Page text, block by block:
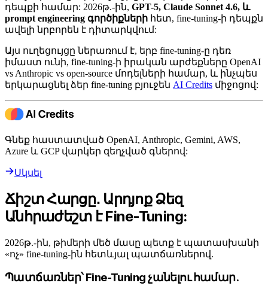
դեպքի համար: 2026թ.-ին, GPT-5, Claude Sonnet 4.6, և
prompt engineering գործիքների հետ, fine-tuning-ի դեպքն
ավելի նրբորեն է դիտարկվում:
Այս ուղեցույցը ներառում է, երբ fine-tuning-ը դեռ
իմաստ ունի, fine-tuning-ի իրական արժեքները OpenAI
vs Anthropic vs open-source մոդելների համար, և ինչպես
երկարացնել ձեր fine-tuning բյուջեն AI Credits միջոցով:
Գնեք հաստատված OpenAI, Anthropic, Gemini, AWS,
Azure և GCP վարկեր զեղչված գներով:
Սկսել
Ճիշտ Հարցը․ Արդյոք Ձեզ
Անհրաժեշտ է Fine-Tuning:
2026թ.-ին, թիմերի մեծ մասը պետք է պատասխանի
«ոչ» fine-tuning-ին հետևյալ պատճառներով.
Պատճառներ՝ Fine-Tuning չանելու համար.